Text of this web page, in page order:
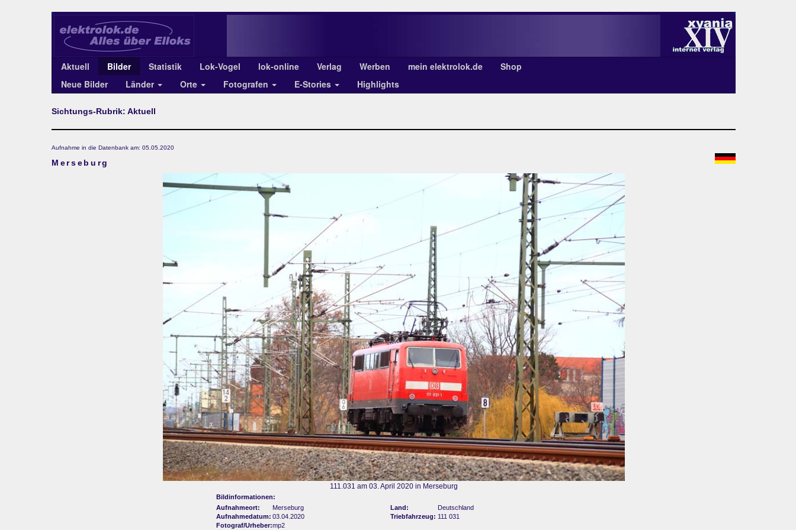
Aktuell Bilder Statistik Lok-Vogel lok-online Verlag Werben mein elektrolok.de
Shop
Neue Bilder
Länder Orte Fotografen E-Stories Highlights
Sichtungs-Rubrik: Aktuell
Aufnahme in die Datenbank am: 05.05.2020
Merseburg
111.031 am 03. April 2020 in Merseburg
Bildinformationen:
Aufnahmeort:
Merseburg Land:
Deutschland
Aufnahmedatum: 03.04.2020 Triebfahrzeug: 111 031
Fotograf/Urheber:mp2